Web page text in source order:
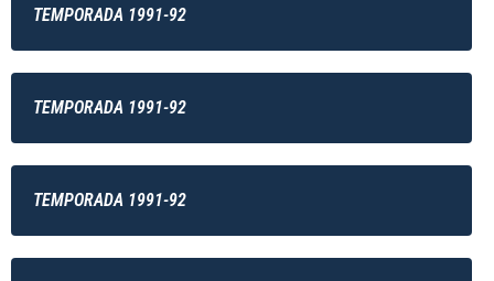
TEMPORADA 1991-92
TEMPORADA 1991-92
TEMPORADA 1991-92